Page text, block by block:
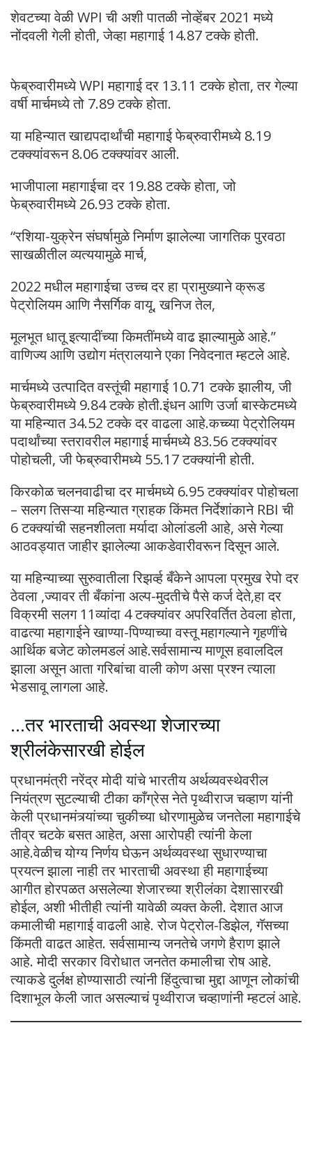
शेवटच्या वेळी WPI ची अशी पातळी नोव्हेंबर 2021 मध्ये
नोंदवली गेली होती, जेव्हा महागाई 14.87 टक्के होती.
फेब्रुवारीमध्ये WPI महागाई दर 13.11 टक्के होता, तर गेल्या
वर्षी मार्चमध्ये तो 7.89 टक्के होता.
या महिन्यात खाद्यपदार्थांची महागाई फेब्रुवारीमध्ये 8.19
टक्क्यांवरून 8.06 टक्क्यांवर आली.
भाजीपाला महागाईचा दर 19.88 टक्के होता, जो
फेब्रुवारीमध्ये 26.93 टक्के होता.
“रशिया-युक्रेन संघर्षामुळे निर्माण झालेल्या जागतिक पुरवठा
साखळीतील व्यत्ययामुळे मार्च,
2022 मधील महागाईचा उच्च दर हा प्रामुख्याने क्रूड
पेट्रोलियम आणि नैसर्गिक वायू, खनिज तेल,
मूलभूत धातू इत्यादींच्या किमतींमध्ये वाढ झाल्यामुळे आहे.”
वाणिज्य आणि उद्योग मंत्रालयाने एका निवेदनात म्हटले आहे.
मार्चमध्ये उत्पादित वस्तूंची महागाई 10.71 टक्के झालीय, जी
फेब्रुवारीमध्ये 9.84 टक्के होती.इंधन आणि उर्जा बास्केटमध्ये
या महिन्यात 34.52 टक्के दर वाढला आहे.कच्च्या पेट्रोलियम
पदार्थांच्या स्तरावरील महागाई मार्चमध्ये 83.56 टक्‍क्‍यांवर
पोहोचली, जी फेब्रुवारीमध्‍ये 55.17 टक्‍क्‍यांनी होती.
किरकोळ चलनवाढीचा दर मार्चमध्ये 6.95 टक्क्यांवर पोहोचला
– सलग तिसऱ्या महिन्यात ग्राहक किंमत निर्देशांकाने RBI ची
6 टक्क्यांची सहनशीलता मर्यादा ओलांडली आहे, असे गेल्या
आठवड्यात जाहीर झालेल्या आकडेवारीवरून दिसून आले.
या महिन्याच्या सुरुवातीला रिझव्‍‌र्ह बँकेने आपला प्रमुख रेपो दर
ठेवला ,ज्यावर ती बँकांना अल्प-मुदतीचे पैसे कर्ज देते,हा दर
विक्रमी सलग 11व्यांदा 4 टक्क्यांवर अपरिवर्तित ठेवला होता,
वाढत्या महागाईने खाण्या-पिण्याच्या वस्तू महागल्याने गृहणींचे
आर्थिक बजेट कोलमडलं आहे.सर्वसामान्य माणूस हवालदिल
झाला असून आता गरिबांचा वाली कोण असा प्रश्न त्याला
भेडसावू लागला आहे.
…तर भारताची अवस्था शेजारच्या
श्रीलंकेसारखी होईल
प्रधानमंत्री नरेंद्र मोदी यांचे भारतीय अर्थव्यवस्थेवरील
नियंत्रण सुटल्याची टीका काँग्रेस नेते पृथ्वीराज चव्हाण यांनी
केली प्रधानमंत्र्यांच्या चुकीच्या धोरणामुळेच जनतेला महागाईचे
तीव्र चटके बसत आहेत, असा आरोपही त्यांनी केला
आहे.वेळीच योग्य निर्णय घेऊन अर्थव्यवस्था सुधारण्याचा
प्रयत्न झाला नाही तर भारताची अवस्था ही महागाईच्या
आगीत होरपळत असलेल्या शेजारच्या श्रीलंका देशासारखी
होईल, अशी भीतीही त्यांनी यावेळी व्यक्त केली. देशात आज
कमालीची महागाई वाढली आहे. रोज पेट्रोल-डिझेल, गॅसच्या
किंमती वाढत आहेत. सर्वसामान्य जनतेचे जगणे हैराण झाले
आहे. मोदी सरकार विरोधात जनतेत कमालीचा रोष आहे.
त्याकडे दुर्लक्ष होण्यासाठी त्यांनी हिंदुत्वाचा मुद्दा आणून लोकांची
दिशाभूल केली जात असल्याचं पृथ्वीराज चव्हाणांनी म्हटलं आहे.